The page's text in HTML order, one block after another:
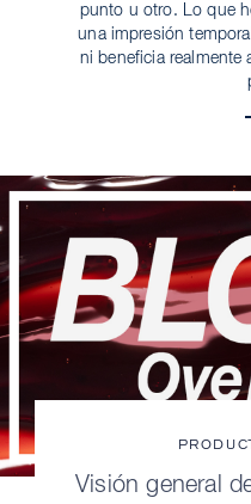
punto u otro. Lo que
una impresión
ni beneficia realmente
Visión general